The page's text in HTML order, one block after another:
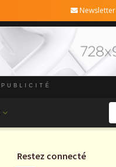
Newsletter
PUBLICITÉ
Restez connecté